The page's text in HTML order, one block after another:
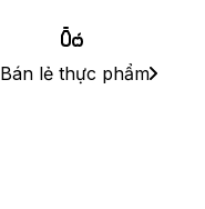
Bán lẻ thực phẩm